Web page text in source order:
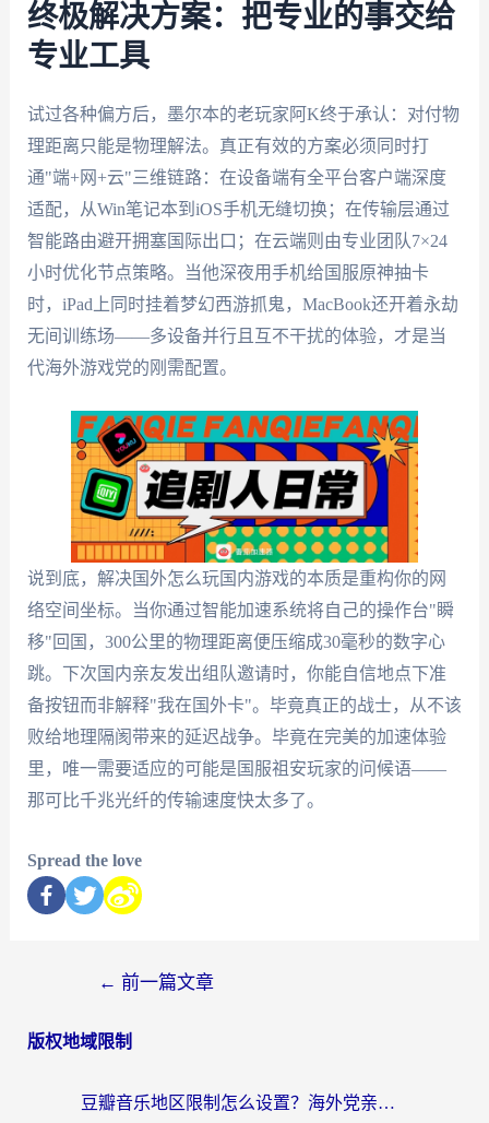
终极解决方案：把专业的事交给
专业工具
试过各种偏方后，墨尔本的老玩家阿K终于承认：对付物
理距离只能是物理解法。真正有效的方案必须同时打
通"端+网+云"三维链路：在设备端有全平台客户端深度
适配，从Win笔记本到iOS手机无缝切换；在传输层通过
智能路由避开拥塞国际出口；在云端则由专业团队7×24
小时优化节点策略。当他深夜用手机给国服原神抽卡
时，iPad上同时挂着梦幻西游抓鬼，MacBook还开着永劫
无间训练场——多设备并行且互不干扰的体验，才是当
代海外游戏党的刚需配置。
说到底，解决国外怎么玩国内游戏的本质是重构你的网
络空间坐标。当你通过智能加速系统将自己的操作台"瞬
移"回国，300公里的物理距离便压缩成30毫秒的数字心
跳。下次国内亲友发出组队邀请时，你能自信地点下准
备按钮而非解释"我在国外卡"。毕竟真正的战士，从不该
败给地理隔阂带来的延迟战争。毕竟在完美的加速体验
里，唯一需要适应的可能是国服祖安玩家的问候语——
那可比千兆光纤的传输速度快太多了。
Spread the love
← 前一篇文章
版权地域限制
豆瓣音乐地区限制怎么设置？海外党亲测有效的回国加速方案来了